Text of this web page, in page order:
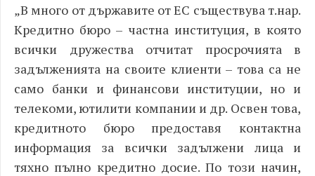
„В много от държавите от ЕС съществува т.нар.
Кредитно бюро – частна институция, в която
всички дружества отчитат просрочията в
задълженията на своите клиенти – това са не
само банки и финансови институции, но и
телекоми, ютилити компании и др. Освен това,
кредитното бюро предоставя контактна
информация за всички задължени лица и
тяхно пълно кредитно досие. По този начин,